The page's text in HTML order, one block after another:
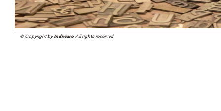
© Copyright byIndiware. All rights reserved.